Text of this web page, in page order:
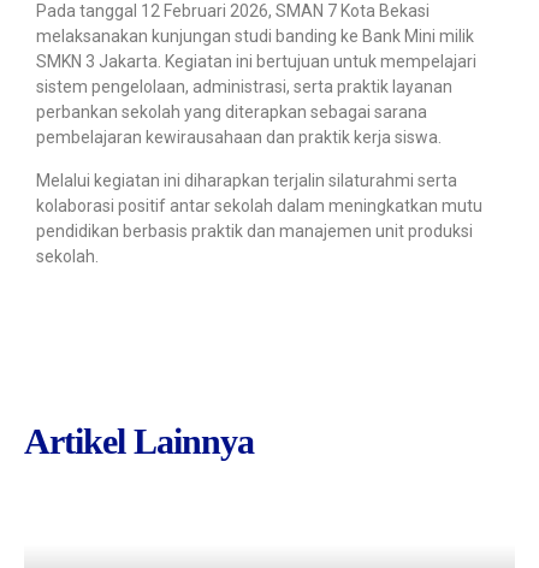
Pada tanggal 12 Februari 2026, SMAN 7 Kota Bekasi
melaksanakan kunjungan studi banding ke Bank Mini milik
SMKN 3 Jakarta. Kegiatan ini bertujuan untuk mempelajari
sistem pengelolaan, administrasi, serta praktik layanan
perbankan sekolah yang diterapkan sebagai sarana
pembelajaran kewirausahaan dan praktik kerja siswa.
Melalui kegiatan ini diharapkan terjalin silaturahmi serta
kolaborasi positif antar sekolah dalam meningkatkan mutu
pendidikan berbasis praktik dan manajemen unit produksi
sekolah.
Artikel Lainnya